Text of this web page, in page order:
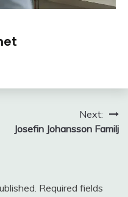
Next:
Josefin Johansson Familj
Required fields